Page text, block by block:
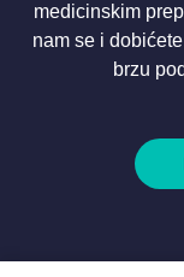
medicinskim
nam se i
brzu